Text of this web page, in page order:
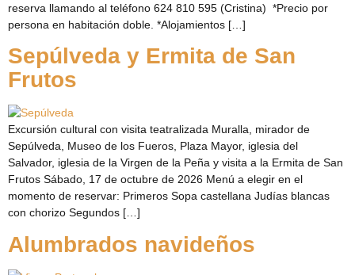
reserva llamando al teléfono 624 810 595 (Cristina) *Precio por
persona en habitación doble. *Alojamientos […]
Sepúlveda y Ermita de San
Frutos
Excursión cultural con visita teatralizada Muralla, mirador de
Sepúlveda, Museo de los Fueros, Plaza Mayor, iglesia del
Salvador, iglesia de la Virgen de la Peña y visita a la Ermita de San
Frutos Sábado, 17 de octubre de 2026 Menú a elegir en el
momento de reservar: Primeros Sopa castellana Judías blancas
con chorizo Segundos […]
Alumbrados navideños